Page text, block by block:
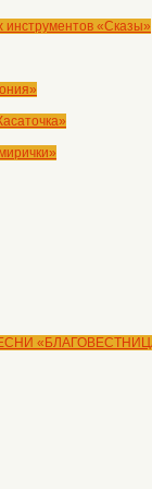
инструментов «Сказы»